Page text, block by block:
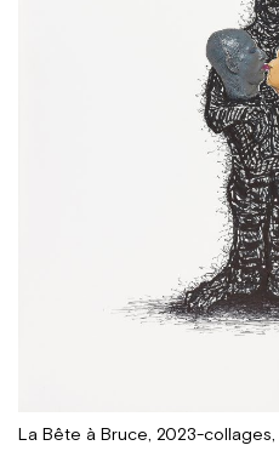
La Bête à Bruce, 2023-